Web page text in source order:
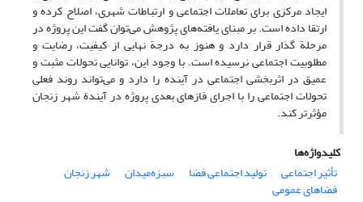
ایجاد مرکزی برای تعاملات اجتماعی و ارتباطات شهری، اصلاح کرده و
ارتقا داده است. بر مبنای یافته‌های پژوهش می‌توان گفت این پروژه در
مرحلة گذار قرار دارد و هنوز به درجة نهایی از کیفیت، رضایت و
مطلوبیت اجتماعی نرسیده است. با وجود این، توانایی تحولات مثبت و
عمیق در اثربخشی اجتماعی در آینده را دارد و می‌تواند روند فعلی
تحولات اجتماعی را با اجرای فازهای بعدی پروژه در آیندة شهر زنجان
مؤثرتر کند.
کلیدواژه‌ها
تأثیر اجتماعی
تولید اجتماعی فضا سبزه‌میدان شهر زنجان
فضاهای عمومی